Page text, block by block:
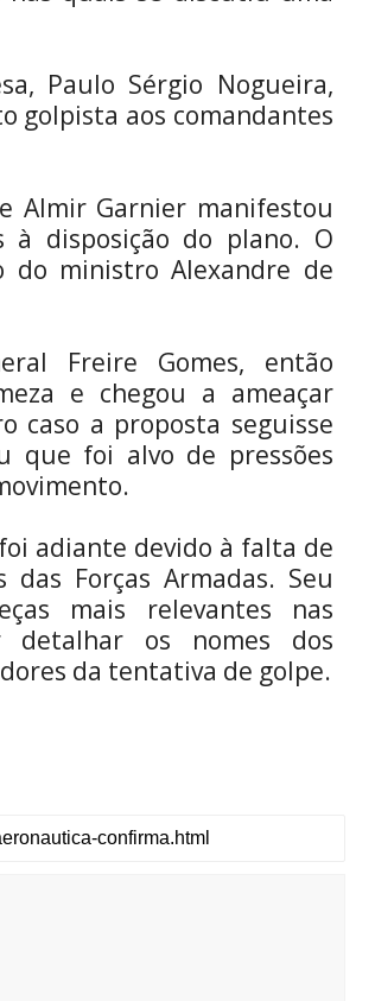
Paulo Sérgio Nogueira,
golpista aos comandantes
Almir Garnier manifestou
disposição do plano. O
do ministro Alexandre de
Freire Gomes, então
e chegou a ameaçar
caso a proposta seguisse
que foi alvo de pressões
adiante devido à falta de
Forças Armadas. Seu
mais relevantes nas
detalhar os nomes dos
da tentativa de golpe.